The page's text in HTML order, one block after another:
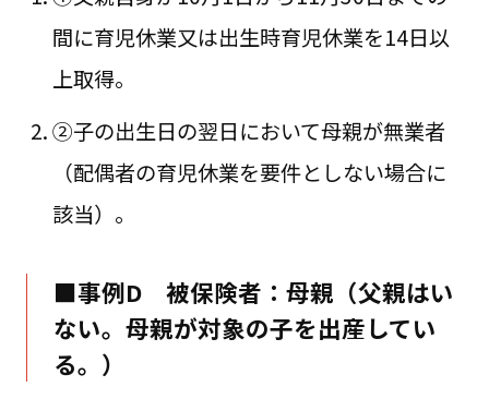
間に育児休業又は出生時育児休業を14日以
上取得。
②子の出生日の翌日において母親が無業者
（配偶者の育児休業を要件としない場合に
該当）。
■事例D 被保険者：母親（父親はい
ない。母親が対象の子を出産してい
る。）